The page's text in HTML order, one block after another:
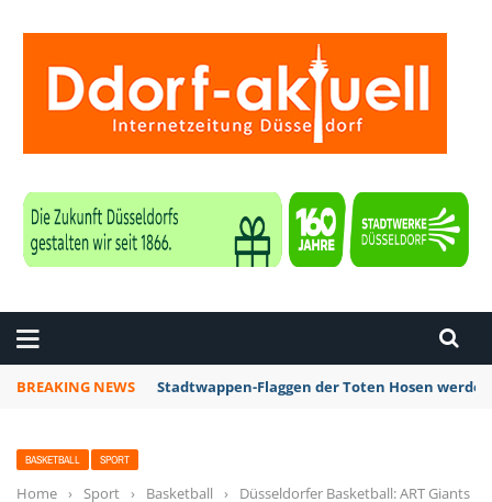
BREAKING NEWS Stadtwappen-Flaggen der Toten Hosen
BASKETBALL SPORT
Home › Sport › Basketball ›
Düsseldorfer Basketball: ART Giants